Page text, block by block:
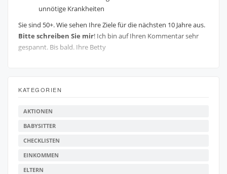
unnötige Krankheiten
Sie sind 50+. Wie sehen Ihre Ziele für die nächsten 10 Jahre aus.
Bitte schreiben Sie mir! Ich bin auf Ihren Kommentar sehr
gespannt. Bis bald. Ihre Betty
KATEGORIEN
AKTIONEN
BABYSITTER
CHECKLISTEN
EINKOMMEN
ELTERN